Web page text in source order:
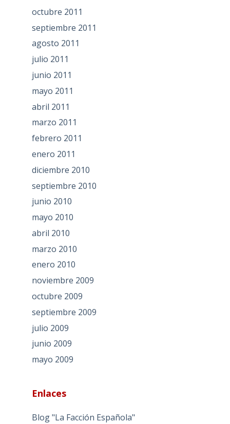
octubre 2011
septiembre 2011
agosto 2011
julio 2011
junio 2011
mayo 2011
abril 2011
marzo 2011
febrero 2011
enero 2011
diciembre 2010
septiembre 2010
junio 2010
mayo 2010
abril 2010
marzo 2010
enero 2010
noviembre 2009
octubre 2009
septiembre 2009
julio 2009
junio 2009
mayo 2009
Enlaces
Blog "La Facción Española"